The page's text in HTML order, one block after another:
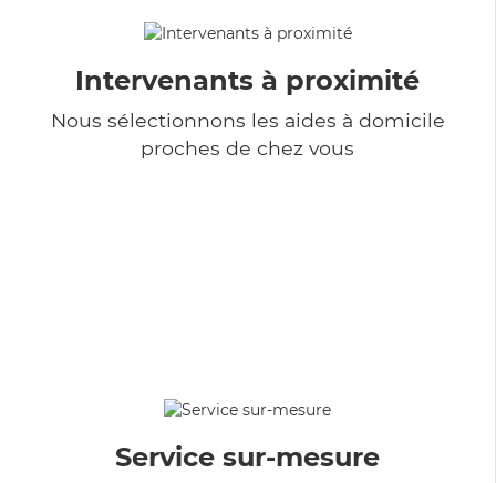
Intervenants à proximité
Nous sélectionnons les aides à domicile
proches de chez vous
Service sur-mesure